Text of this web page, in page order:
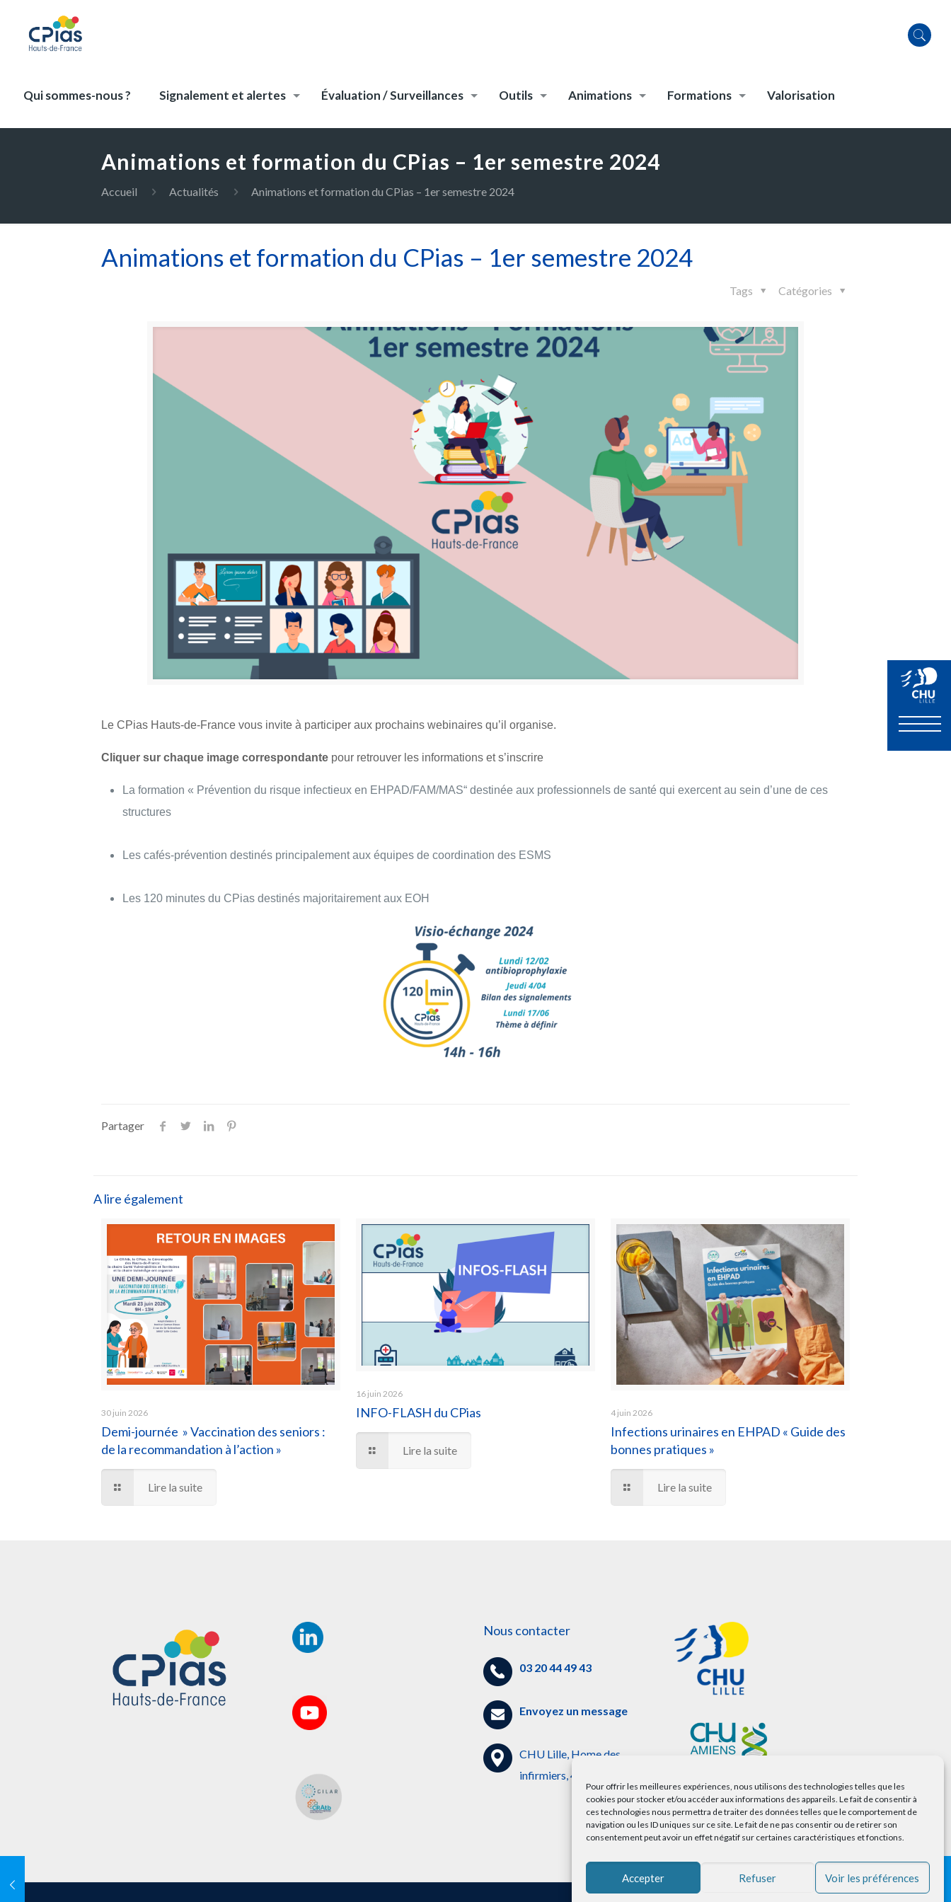
Pour offrir les meilleures expériences, nous utilisons des technologies telles que les
cookies pour stocker et/ou accéder aux informations des appareils. Le fait de consentir à
ces technologies nous permettra de traiter des données telles que le comportement de
navigation ou les ID uniques sur ce site. Le fait de ne pas consentir ou de retirer son
consentement peut avoir un effet négatif sur certaines caractéristiques et fonctions.
Accepter Refuser Voir les préférences
Qui sommes-nous ? Signalement et alertes Évaluation / Surveillances Outils Animations Formations Valorisation
Animations et formation du CPias – 1er semestre 2024
Accueil Actualités Animations et formation du CPias – 1er semestre 2024
Animations et formation du CPias – 1er semestre 2024
Catégories
Tags
Le CPias Hauts-de-France vous invite à participer aux prochains webinaires qu’il organise.
Cliquer sur chaque image correspondante pour retrouver les informations et s’inscrire
La formation « Prévention du risque infectieux en EHPAD/FAM/MAS“ destinée aux professionnels de santé qui exercent au sein d’une de ces
structures
Les cafés-prévention destinés principalement aux équipes de coordination des ESMS
Les 120 minutes du CPias destinés majoritairement aux EOH
Partager
A lire également
30 juin 2026
Demi-journée » Vaccination des seniors :
de la recommandation à l’action »
Lire la suite
16 juin 2026
INFO-FLASH du CPias
Lire la suite
4 juin 2026
Infections urinaires en EHPAD « Guide des
bonnes pratiques »
Lire la suite
Nous contacter
03 20 44 49 43
Envoyez un message
CHU Lille, Home des
infirmiers, 4ème étage